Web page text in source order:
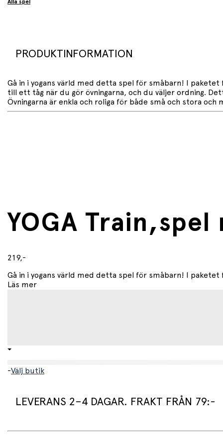
Alla spel
PRODUKTINFORMATION
Gå in i yogans värld med detta spel för småbarn! I
till ett tåg när du gör övningarna, och du väljer ordning.
Övningarna är enkla och roliga för både små och stora
YOGA
219,-
Gå in i yogans värld med detta spel för småbarn! I
Läs mer
-Välj butik
LEVERANS 2–4 DAGAR. FRAKT FRÅN 79:-